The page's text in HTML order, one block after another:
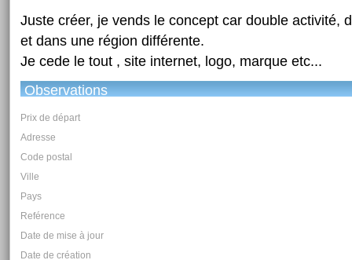
Juste créer, je vends le concept car double activité,
et dans une région différente.
Je cede le tout , site internet, logo, marque etc...
Observations
Prix de départ
Adresse
Code postal
Ville
Pays
Reférence
Date de mise à jour
Date de création